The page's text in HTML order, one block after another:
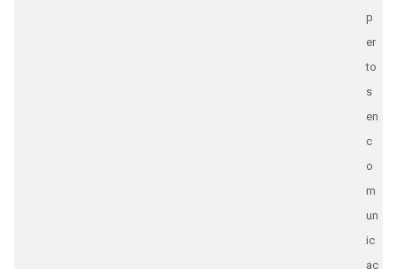
p
er
to
s
en
c
o
m
un
ic
ac